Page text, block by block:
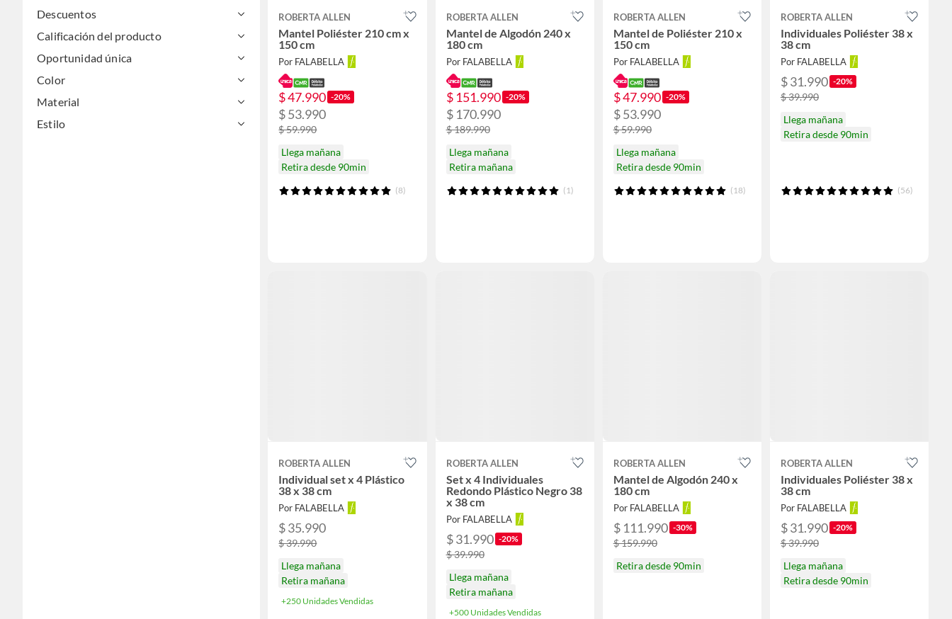
Descuentos
Calificación del producto
Oportunidad única
Color
Material
Estilo
ROBERTA ALLEN
Mantel Poliéster 210 cm x
150 cm
Por FALABELLA
$ 47.990 -20%
$ 53.990
$ 59.990
Llega mañana
Retira desde 90min
(8)
ROBERTA ALLEN
Mantel de Algodón 240 x
180 cm
Por FALABELLA
$ 151.990 -20%
$ 170.990
$ 189.990
Llega mañana
Retira mañana
(1)
ROBERTA ALLEN
Mantel de Poliéster 210 x
150 cm
Por FALABELLA
$ 47.990 -20%
$ 53.990
$ 59.990
Llega mañana
Retira desde 90min
(18)
ROBERTA ALLEN
Individuales Poliéster 38 x
38 cm
Por FALABELLA
$ 31.990 -20%
$ 39.990
Llega mañana
Retira desde 90min
(56)
ROBERTA ALLEN
Individual set x 4 Plástico
38 x 38 cm
Por FALABELLA
$ 35.990
$ 39.990
Llega mañana
Retira mañana
+250 Unidades Vendidas
ROBERTA ALLEN
Set x 4 Individuales
Redondo Plástico Negro 38
x 38 cm
Por FALABELLA
$ 31.990 -20%
$ 39.990
Llega mañana
Retira mañana
+500 Unidades Vendidas
ROBERTA ALLEN
Mantel de Algodón 240 x
180 cm
Por FALABELLA
$ 111.990 -30%
$ 159.990
Retira desde 90min
ROBERTA ALLEN
Individuales Poliéster 38 x
38 cm
Por FALABELLA
$ 31.990 -20%
$ 39.990
Llega mañana
Retira desde 90min